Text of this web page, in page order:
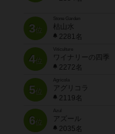
3位
Stone Garden
枯山水
2281名
4位
Viticulture
ワイナリーの四季
2272名
5位
Agricola
アグリコラ
2119名
6位
Azul
アズール
2035名